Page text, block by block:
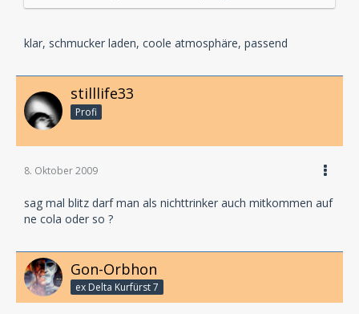
klar, schmucker laden, coole atmosphäre, passend
stilllife33
Profi
8. Oktober 2009
sag mal blitz darf man als nichttrinker auch mitkommen auf
ne cola oder so ?
Gon-Orbhon
ex Delta Kurfürst 7